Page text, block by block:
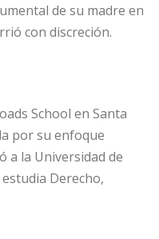
de su madre en
con discreción.
School en Santa
por su enfoque
a la Universidad de
Derecho,